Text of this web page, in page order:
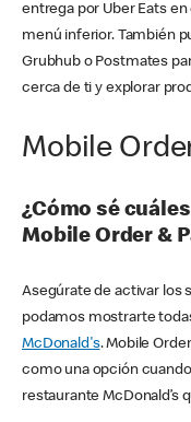
entrega por Uber Eats en
menú inferior. También
Grubhub o Postmates
cerca de ti y explorar
Mobile
¿Cómo sé
Mobile Order &
Asegúrate de activar los
podamos mostrarte
McDonald's. Mobile
como una opción
restaurante McDonald’s